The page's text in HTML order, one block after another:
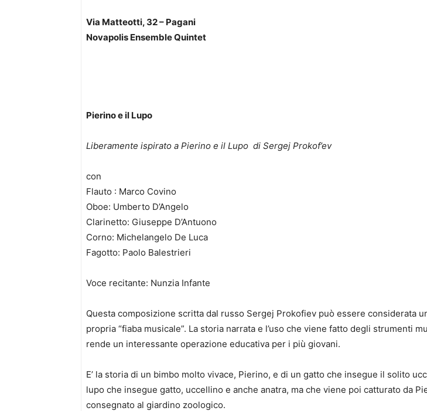
Via Matteotti, 32 – Pagani
Novapolis Ensemble Quintet
Pierino e il Lupo
Liberamente ispirato a Pierino e il Lupo di Sergej Prokof’ev
con
Flauto : Marco Covino
Oboe: Umberto D’Angelo
Clarinetto: Giuseppe D’Antuono
Corno: Michelangelo De Luca
Fagotto: Paolo Balestrieri
Voce recitante: Nunzia Infante
Questa composizione scritta dal russo Sergej Prokofiev può essere considerata
propria “fiaba musicale”. La storia narrata e l’uso che viene fatto degli strumenti
rende un interessante operazione educativa per i più giovani.
E’ la storia di un bimbo molto vivace, Pierino, e di un gatto che insegue il solito
lupo che insegue gatto, uccellino e anche anatra, ma che viene poi catturato da
consegnato al giardino zoologico.